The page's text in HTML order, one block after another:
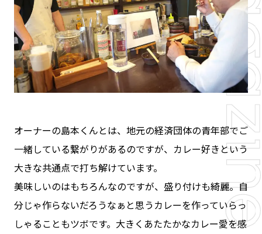
オーナーの島本くんとは、地元の経済団体の青年部でご
一緒している繋がりがあるのですが、カレー好きという
大きな共通点で打ち解けています。
美味しいのはもちろんなのですが、盛り付けも綺麗。自
分じゃ作らないだろうなぁと思うカレーを作っていらっ
しゃることもツボです。大きくあたたかなカレー愛を感